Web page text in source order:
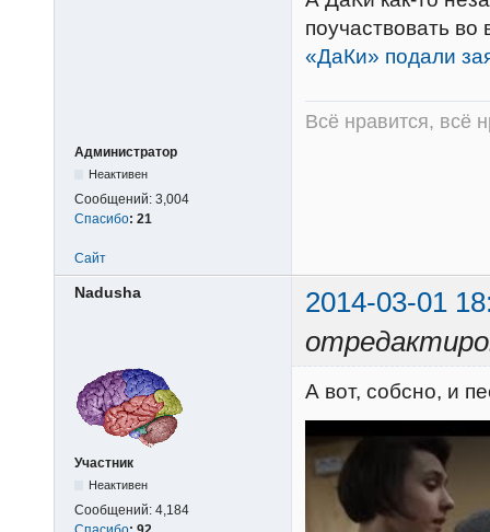
Администратор
Неактивен
Сообщений: 3,004
Спасибо: 21
поучаствовать
«ДаКи» подали
Всё нравится, всё
Сайт
Nadusha
2014-03-01
Участник
Неактивен
Сообщений: 4,184
А вот, собсно, и